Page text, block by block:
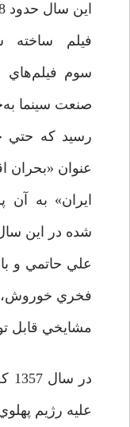
اين سال حدود 38
فيلم
صنعت سينما
رسید كه حتي
عنوان «بحران
ايران» به آن
شده در این
علي حاتمي و
فخري خوروش،
مشايخي قابل
عليه رژيم